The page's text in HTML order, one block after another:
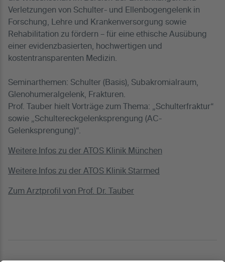
Verletzungen von Schulter- und Ellenbogengelenk in
Forschung, Lehre und Krankenversorgung sowie
Rehabilitation zu fördern – für eine ethische Ausübung
einer evidenzbasierten, hochwertigen und
kostentransparenten Medizin.
Seminarthemen: Schulter (Basis), Subakromialraum,
Glenohumeralgelenk, Frakturen.
Prof. Tauber hielt Vorträge zum Thema: „Schulterfraktur“
sowie „Schultereckgelenksprengung (AC-
Gelenksprengung)“.
Weitere Infos zu der ATOS Klinik München
Weitere Infos zu der ATOS Klinik Starmed
Zum Arztprofil von Prof. Dr. Tauber